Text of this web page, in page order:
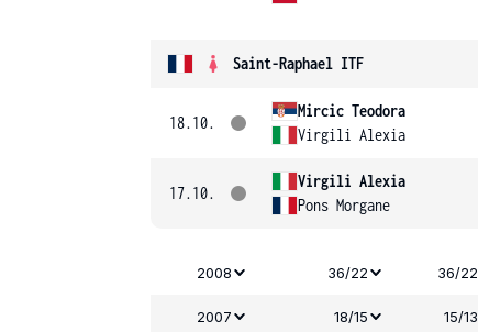
Saint-Raphael ITF
18.10.
Mircic Teodora
Virgili Alexia
17.10.
Virgili Alexia
Pons Morgane
2008 36/22 36/22
2007 18/15 15/13